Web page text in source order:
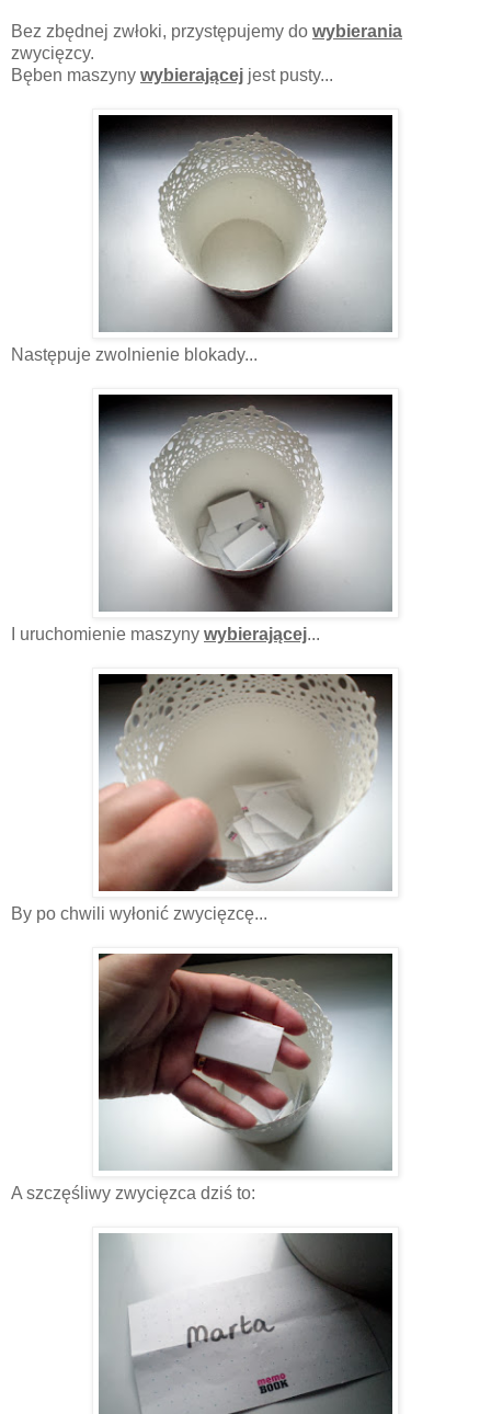
Bez zbędnej zwłoki, przystępujemy do wybierania
zwycięzcy.
Bęben maszyny wybierającej jest pusty...
Następuje zwolnienie blokady...
I uruchomienie maszyny wybierającej...
By po chwili wyłonić zwycięzcę...
A szczęśliwy zwycięzca dziś to: